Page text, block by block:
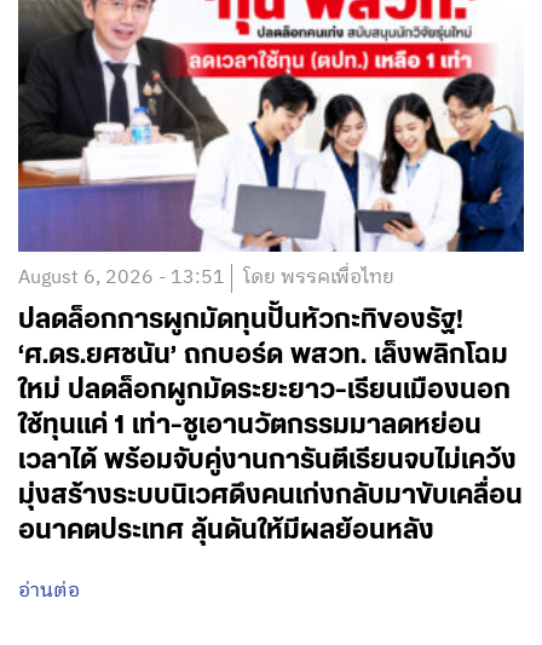
August 6, 2026 - 13:51 โดย พรรคเพื่อไทย
ปลดล็อกการผูกมัดทุนปั้นหัวกะทิของรัฐ!
‘ศ.ดร.ยศชนัน’ ถกบอร์ด พสวท. เล็งพลิกโฉม
ใหม่ ปลดล็อกผูกมัดระยะยาว-เรียนเมืองนอก
ใช้ทุนแค่ 1 เท่า-ชูเอานวัตกรรมมาลดหย่อน
เวลาได้ พร้อมจับคู่งานการันตีเรียนจบไม่เคว้ง
มุ่งสร้างระบบนิเวศดึงคนเก่งกลับมาขับเคลื่อน
อนาคตประเทศ ลุ้นดันให้มีผลย้อนหลัง
อ่านต่อ